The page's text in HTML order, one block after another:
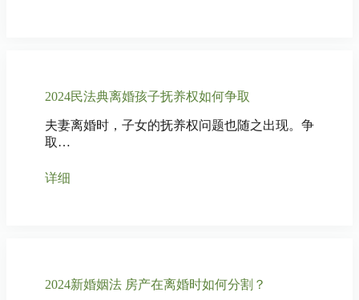
2024民法典离婚孩子抚养权如何争取
夫妻离婚时，子女的抚养权问题也随之出现。争
取…
详细
2024新婚姻法 房产在离婚时如何分割？